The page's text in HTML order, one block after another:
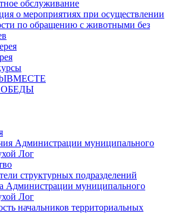
обслуживание
о мероприятиях при осуществлении
по обращению с животными без
Администрации муниципального
Лог
структурных подразделений
Администрации муниципального
Лог
начальников территориальных